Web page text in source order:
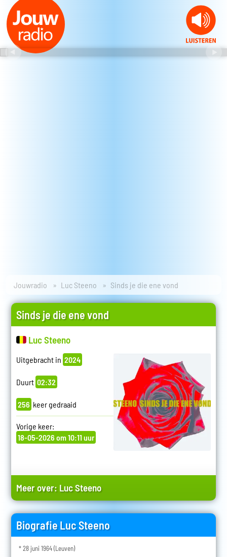
Jouwradio Luc Steeno Sinds je die ene vond
Sinds je die ene vond
Luc Steeno
Uitgebracht in 2024
Duurt 02:32
256 keer gedraaid
Vorige keer:
18-05-2026 om 10:11 uur
Meer over: Luc Steeno
Biografie Luc Steeno
* 28 juni 1964 (Leuven)